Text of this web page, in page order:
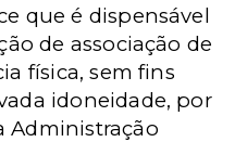
que é dispensável
de associação de
física, sem fins
idoneidade, por
Administração